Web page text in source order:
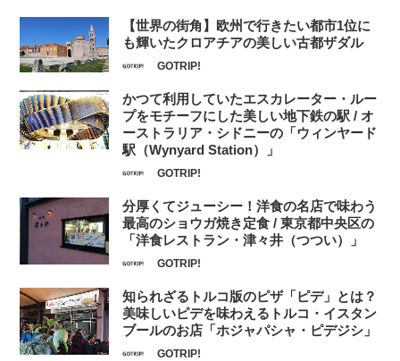
【世界の街角】欧州で行きたい都市1位に
も輝いたクロアチアの美しい古都ザダル
GOTRIP!
かつて利用していたエスカレーター・ルー
プをモチーフにした美しい地下鉄の駅 / オ
ーストラリア・シドニーの「ウィンヤード
駅（Wynyard Station）」
GOTRIP!
分厚くてジューシー！洋食の名店で味わう
最高のショウガ焼き定食 / 東京都中央区の
「洋食レストラン・津々井（つつい）」
GOTRIP!
知られざるトルコ版のピザ「ピデ」とは？
美味しいピデを味わえるトルコ・イスタン
ブールのお店「ホジャパシャ・ピデジシ」
GOTRIP!